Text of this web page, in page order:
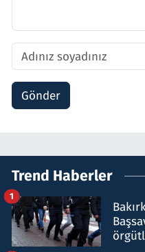
Gönder
Trend Haberler
1